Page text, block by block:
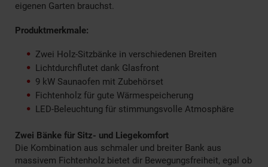
eigenen Garten brauchst.
Produktmerkmale:
Zwei Holz-Sitzbänke in verschiedenen Breiten
Lichtdurchflutet dank Glasfront
9 kW Saunaofen mit Zubehörset
Fichtenholz für gute Wärmespeicherung
LED-Beleuchtung für stimmungsvolle Atmosphäre
Zwei Bänke für Sitz- und Liegekomfort
Die Kombination aus schmaler und breiter Bank aus
massivem Fichtenholz bietet dir Bewegungsfreiheit, egal ob